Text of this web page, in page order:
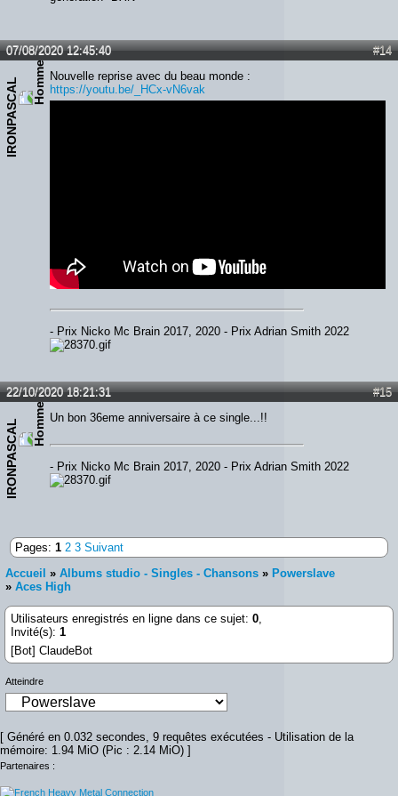
#14
07/08/2020 12:45:40
IRONPASCAL
Nouvelle reprise avec du beau monde :
https://youtu.be/_HCx-vN6vak
- Prix Nicko Mc Brain 2017, 2020 - Prix Adrian Smith 2022
#15
22/10/2020 18:21:31
IRONPASCAL
Un bon 36eme anniversaire à ce single...!!
- Prix Nicko Mc Brain 2017, 2020 - Prix Adrian Smith 2022
Pages: 1 2 3 Suivant
Accueil » Albums studio - Singles - Chansons » Powerslave
» Aces High
Utilisateurs enregistrés en ligne dans ce sujet: 0,
Invité(s): 1
[Bot] ClaudeBot
Atteindre
[ Généré en 0.032 secondes, 9 requêtes exécutées - Utilisation de la
mémoire: 1.94 MiO (Pic : 2.14 MiO) ]
Partenaires :